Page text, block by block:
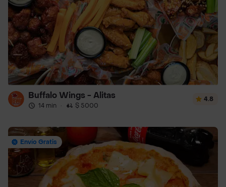
Buffalo Wings - Alitas
14 min · $ 5000
4.8
Envío Gratis